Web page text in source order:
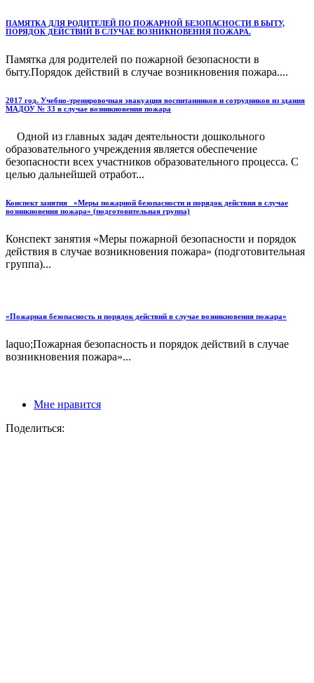
ПАМЯТКА ДЛЯ РОДИТЕЛЕЙ ПО ПОЖАРНОЙ БЕЗОПАСНОСТИ В БЫТУ,
ПОРЯДОК ДЕЙСТВИЙ В СЛУЧАЕ ВОЗНИКНОВЕНИЯ ПОЖАРА.
Памятка для родителей по пожарной безопасности в
быту.Порядок действий в случае возникновения пожара....
2017 год. Учебно-тренировочная эвакуация воспитанников и сотрудников из здания
МАДОУ № 33 в случае возникновения пожара
Одной из главных задач деятельности дошкольного
образовательного учреждения является обеспечение
безопасности всех участников образовательного процесса. С
целью дальнейшей отработ...
Конспект занятия «Меры пожарной безопасности и порядок действия в случае
возникновения пожара» (подготовительная группа)
Конспект занятия «Меры пожарной безопасности и порядок
действия в случае возникновения пожара» (подготовительная
группа)...
«Пожарная безопасность и порядок действий в случае возникновения пожара»
laquo;Пожарная безопасность и порядок действий в случае
возникновения пожара»...
Мне нравится
Поделиться: